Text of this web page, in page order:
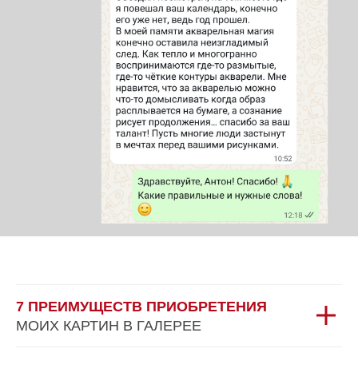
7 ПРЕИМУЩЕСТВ ПРИОБРЕТЕНИЯ
МОИХ КАРТИН В ГАЛЕРЕЕ